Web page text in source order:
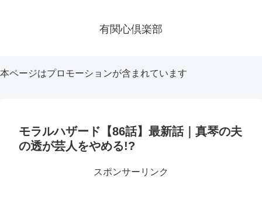
有関心倶楽部
本ページはプロモーションが含まれています
モラルハザード【86話】最新話｜真琴の夫
の透が芸人をやめる!?
スポンサーリンク